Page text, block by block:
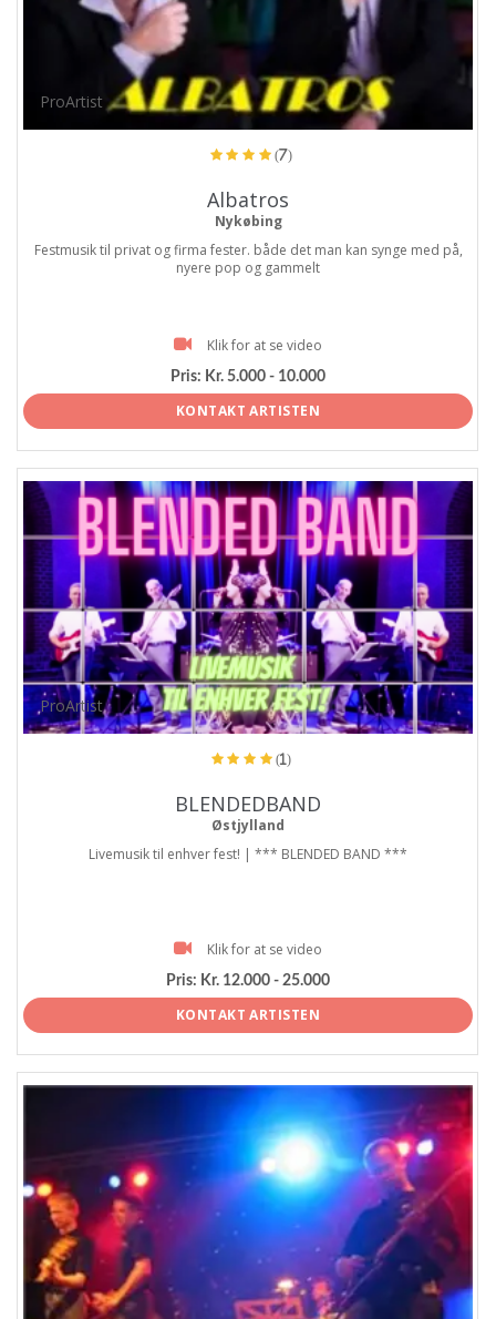
ProArtist
(7)
Albatros
Nykøbing
Festmusik til privat og firma fester. både det man kan synge med på,
nyere pop og gammelt
Klik for at se video
Pris: Kr. 5.000 - 10.000
KONTAKT ARTISTEN
ProArtist
(1)
BLENDEDBAND
Østjylland
Livemusik til enhver fest! | *** BLENDED BAND ***
Klik for at se video
Pris: Kr. 12.000 - 25.000
KONTAKT ARTISTEN